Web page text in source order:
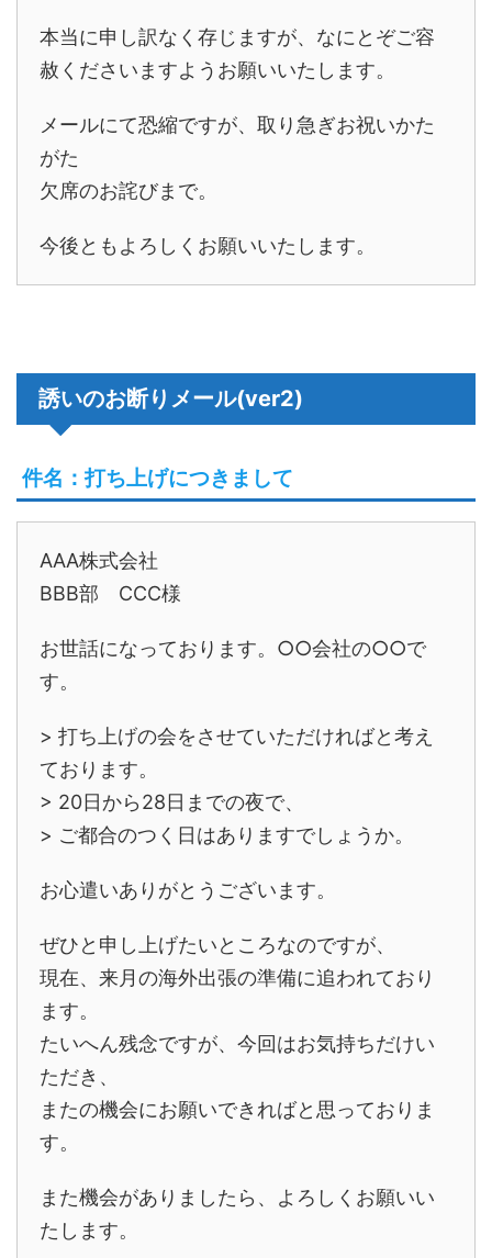
本当に申し訳なく存じますが、なにとぞご容
赦くださいますようお願いいたします。
メールにて恐縮ですが、取り急ぎお祝いかた
がた
欠席のお詫びまで。
今後ともよろしくお願いいたします。
誘いのお断りメール(ver2)
件名：打ち上げにつきまして
AAA株式会社
BBB部 CCC様
お世話になっております。○○会社の○○で
す。
> 打ち上げの会をさせていただければと考え
ております。
> 20日から28日までの夜で、
> ご都合のつく日はありますでしょうか。
お心遣いありがとうございます。
ぜひと申し上げたいところなのですが、
現在、来月の海外出張の準備に追われており
ます。
たいへん残念ですが、今回はお気持ちだけい
ただき、
またの機会にお願いできればと思っておりま
す。
また機会がありましたら、よろしくお願いい
たします。